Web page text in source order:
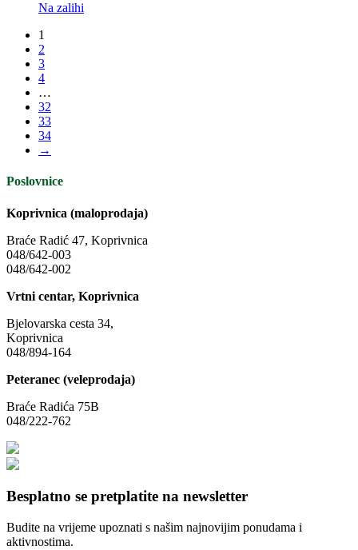
Na zalihi
1
2
3
4
…
32
33
34
→
Poslovnice
Koprivnica (maloprodaja)
Braće Radić 47, Koprivnica
048/642-003
048/642-002
Vrtni centar, Koprivnica
Bjelovarska cesta 34,
Koprivnica
048/894-164
Peteranec (veleprodaja)
Braće Radića 75B
048/222-762
Besplatno se pretplatite na newsletter
Budite na vrijeme upoznati s našim najnovijim ponudama i
aktivnostima.